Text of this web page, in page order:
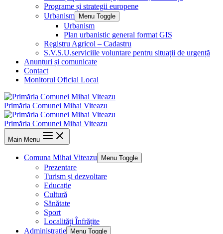
Programe și strategii europene
Urbanism
Menu Toggle
Urbanism
Plan urbanistic general format GIS
Registru Agricol – Cadastru
S.V.S.U.serviciile voluntare pentru situații de urgență
Anunțuri și comunicate
Contact
Monitorul Oficial Local
Primăria Comunei Mihai Viteazu
Primăria Comunei Mihai Viteazu
Main Menu
Comuna Mihai Viteazu Menu Toggle
Prezentare
Turism și dezvoltare
Educație
Cultură
Sănătate
Sport
Localități Înfrățite
Administrație
Menu Toggle